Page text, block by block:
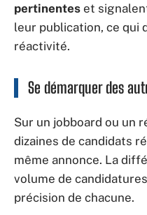
pertinentes et
leur publication, ce qui
réactivité.
Se démarquer des
Sur un jobboard ou un
dizaines de candidats
même annonce. La
volume de
précision de chacune.